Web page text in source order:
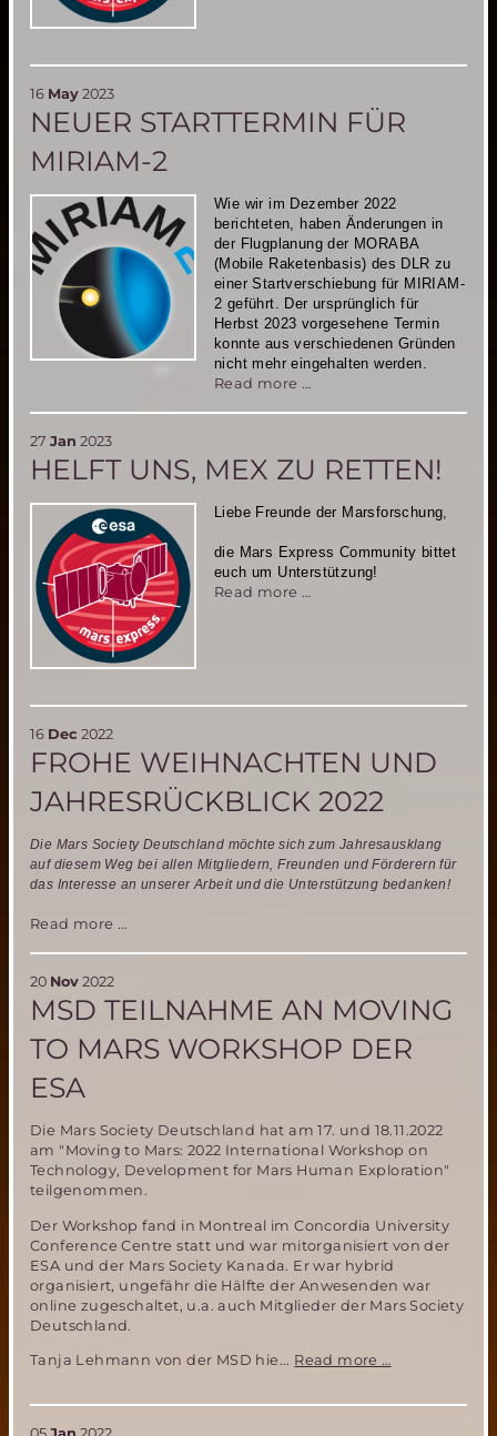
verlängert
16 May 2023
NEUER STARTTERMIN FÜR
MIRIAM-2
Wie wir im Dezember 2022
berichteten, haben Änderungen in
der Flugplanung der MORABA
(Mobile Raketenbasis) des DLR zu
einer Startverschiebung für MIRIAM-
2 geführt. Der ursprünglich für
Herbst 2023 vorgesehene Termin
konnte aus verschiedenen Gründen
nicht mehr eingehalten werden.
Read more …
2
27 Jan 2023
HELFT UNS, MEX ZU RETTEN!
Liebe Freunde der Marsforschung,
die Mars Express Community bittet
euch um Unterstützung!
Read more …
16 Dec 2022
FROHE WEIHNACHTEN UND
JAHRESRÜCKBLICK 2022
Die Mars Society Deutschland möchte sich zum Jahresausklang
auf diesem Weg bei allen Mitgliedern, Freunden und Förderern für
das Interesse an unserer Arbeit und die Unterstützung bedanken!
Read more …
2022
20 Nov 2022
MSD TEILNAHME AN MOVING
TO MARS WORKSHOP DER
ESA
Die Mars Society Deutschland hat am 17. und 18.11.2022
am "Moving to Mars: 2022 International Workshop on
Technology, Development for Mars Human Exploration"
teilgenommen.
Der Workshop fand in Montreal im Concordia University
Conference Centre statt und war mitorganisiert von der
ESA und der Mars Society Kanada. Er war hybrid
organisiert, ungefähr die Hälfte der Anwesenden war
online zugeschaltet, u.a. auch Mitglieder der Mars Society
Deutschland.
Tanja Lehmann von der MSD hie... Read more …